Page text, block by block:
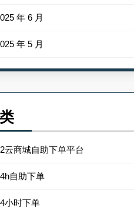
年 6 月
年 5 月
云商城自助下单平台
自助下单
小时下单